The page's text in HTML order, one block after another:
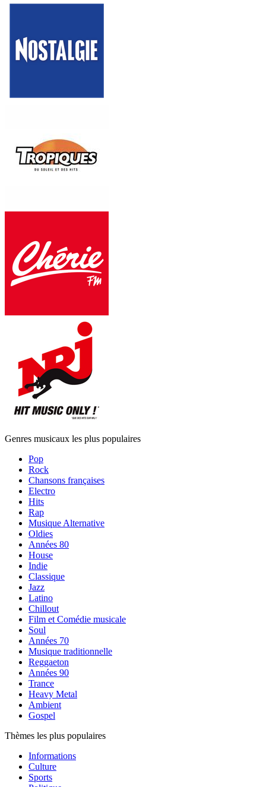
Genres musicaux les plus populaires
Pop
Rock
Chansons françaises
Electro
Hits
Rap
Musique Alternative
Oldies
Années 80
House
Indie
Classique
Jazz
Latino
Chillout
Film et Comédie musicale
Soul
Années 70
Musique traditionnelle
Reggaeton
Années 90
Trance
Heavy Metal
Ambient
Gospel
Thèmes les plus populaires
Informations
Culture
Sports